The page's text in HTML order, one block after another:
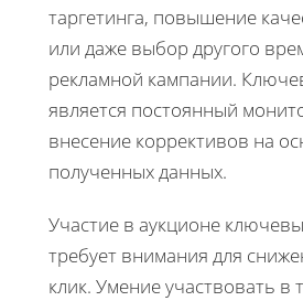
таргетинга, повышение
или даже выбор другого
рекламной кампании.
является постоянный
внесение коррективов на
полученных данных.
Участие в аукционе
требует внимания для
клик. Умение участвовать в